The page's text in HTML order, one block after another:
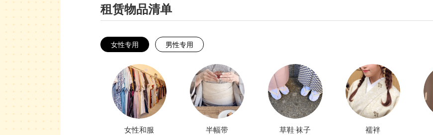
租赁物品清单
女性专用 男性专用
女性和服 半幅带 草鞋·袜子 襦袢